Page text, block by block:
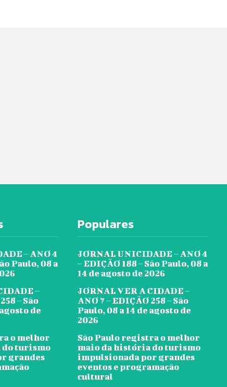
– ANO 4
Paulo, 08 a
–
– São
de
o melhor
do turismo
grandes
Populares
JORNAL UNICIDADE – ANO 4
– EDIÇÃO 188 – São Paulo, 08 a
14 de agosto de 2026
JORNAL VER A CIDADE –
ANO 7 – EDIÇÃO 258 – São
Paulo, 08 a 14 de agosto de
2026
São Paulo registra o melhor
maio da história do turismo
impulsionada por grandes
eventos e programação
cultural